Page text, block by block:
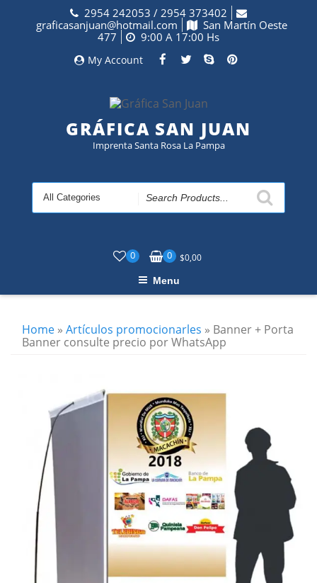
content
2954 242053 / 2954 373402
graficasanjuan@hotmail.com
San Martín Oeste
477
9:00 A 17:00 Hs
My Account
GRÁFICA SAN JUAN
Imprenta Santa Rosa La Pampa
Search
for
0 0 $0,00
Menu
Home » Artículos promocionarles » Banner + Porta
Banner consulte precio por WhatsApp